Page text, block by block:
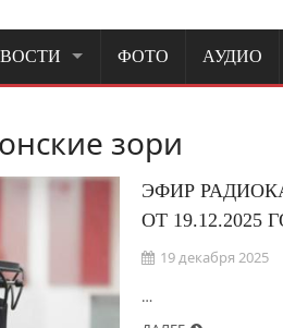
ФОТО АУДИО
зори
ЭФИР
ОТ 19.12.2025
19 декабря 2025
…